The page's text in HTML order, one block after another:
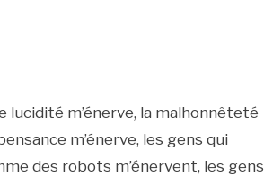
lucidité m’énerve, la malhonnêteté
m’énerve, les gens qui
des robots m’énervent, les gens